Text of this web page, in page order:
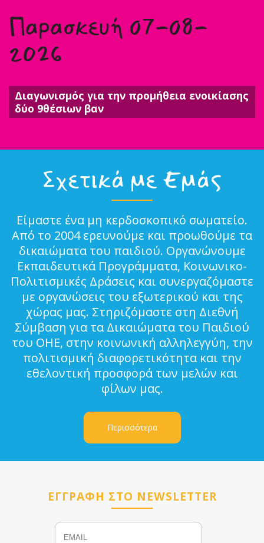
Παρασκευή 07-08-
2026
Διαγωνισμός για την προμήθεια ενοικίασης
δύο 9θέσιων βαν
Σχετικά με Εμάς
Είμαστε ένα μη κερδοσκοπικό σωματείο.
Από το 2004 ερευνούμε και προωθούμε τα
δικαιώματα του παιδιού. Οργανώνουμε
Εκπαιδευτικά Προγράμματα, Κοινωνικο-
Πολιτισμικές Δράσεις και συνεργαζόμαστε
με οργανώσεις του εξωτερικού και της
χώρας μας. Στηριζόμαστε στη Διεθνή
Σύμβαση για τα Δικαιώματα του Παιδιού
του ΟΗΕ, στην κοινωνική αλληλεγγύη, την
πολιτισμική διαφορετικότητα και την
εθελοντική προσφορά των μελών και
φίλων μας.
Περισσότερα
ΕΓΓΡΑΦΗ ΣΤΟ NEWSLETTER
Email